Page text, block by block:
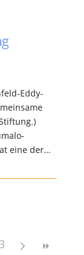
Eddy-
eine der…